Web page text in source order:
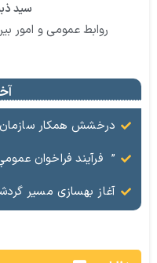
سید
روابط عمومی و امور
درخشش همکار سازمان منطقه آزاد ماکو در عرصه
” فرآيند فراخوان عمومي نوبت اول مناقصه پروژه
آغاز بهسازی مسیر